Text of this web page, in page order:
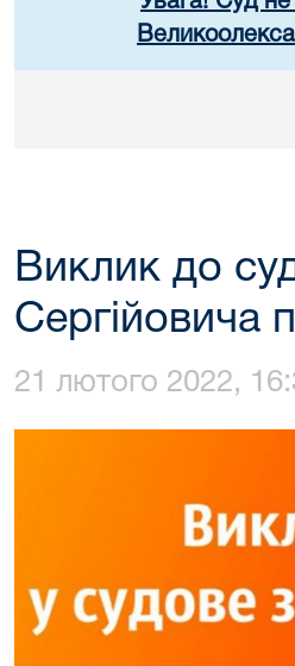
Виклик до
Сергійовича
21 лютого 2022,